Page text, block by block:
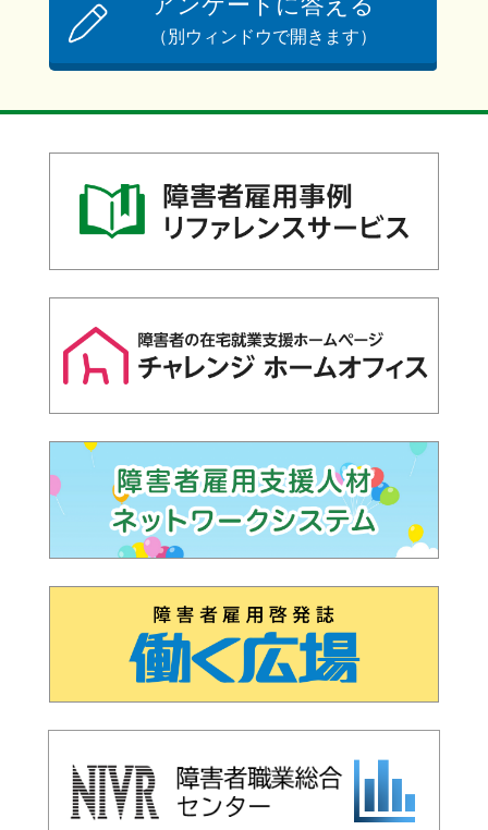
（別ウィンドウで開きます）